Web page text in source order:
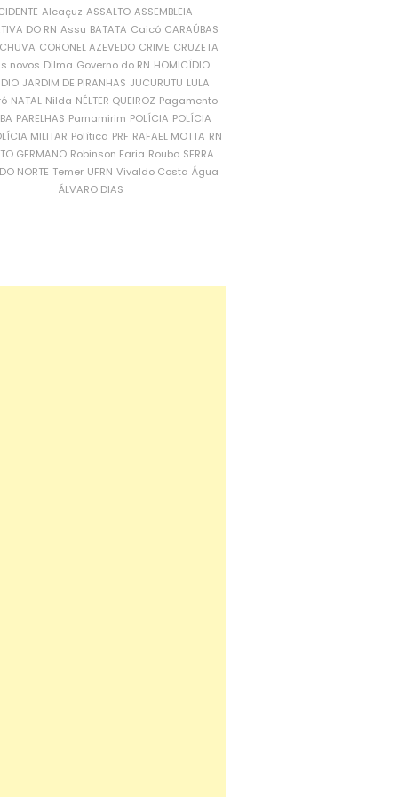
Alcaçuz ASSALTO ASSEMBLEIA
DO RN Assu BATATA Caicó CARAÚBAS
CORONEL AZEVEDO CRIME CRUZETA
novos Dilma Governo do RN HOMICÍDIO
JARDIM DE PIRANHAS JUCURUTU LULA
NATAL Nilda NÉLTER QUEIROZ Pagamento
PARELHAS Parnamirim POLÍCIA POLÍCIA
MILITAR Política PRF RAFAEL MOTTA RN
GERMANO Robinson Faria Roubo SERRA
NORTE Temer UFRN Vivaldo Costa Água
ÁLVARO DIAS